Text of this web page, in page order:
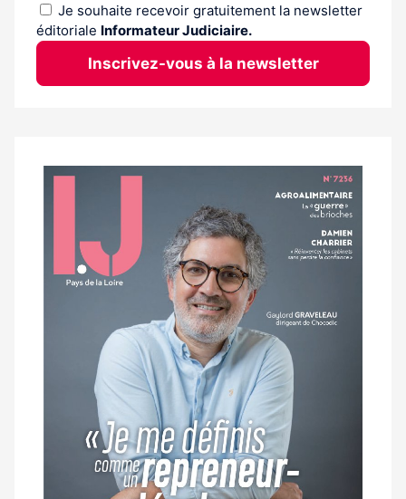
Je souhaite recevoir gratuitement la newsletter
éditoriale Informateur Judiciaire.
Inscrivez-vous à la newsletter
Notre
magazine